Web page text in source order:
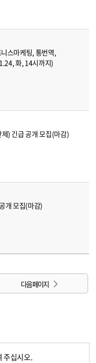
스마케팅, 통번역,
화, 14시까지)
) 긴급 공개 모집(마감)
개 모집(마감)
다음 페이지
주십시오.